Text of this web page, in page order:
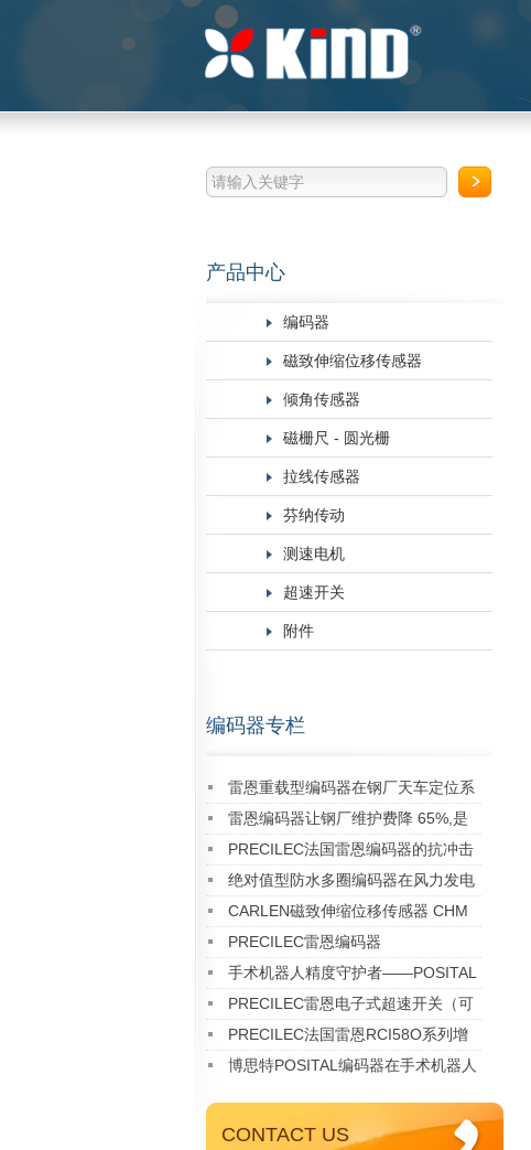
产品中心
编码器
磁致伸缩位移传感器
倾角传感器
磁栅尺 - 圆光栅
拉线传感器
芬纳传动
测速电机
超速开关
附件
编码器专栏
雷恩重载型编码器在钢厂天车定位系
统中的成功应用案例
雷恩编码器让钢厂维护费降 65%,是
真的吗？实测数据告诉你答案
PRECILEC法国雷恩编码器的抗冲击
能力如何？
绝对值型防水多圈编码器在风力发电
偏航系统中的成功应用案例
CARLEN磁致伸缩位移传感器 CHM
IP68 Analog系列
PRECILEC雷恩编码器
手术机器人精度守护者——POSITAL
36mm超薄编码器 在医疗 AGV领域
的革命性应用
PRECILEC雷恩电子式超速开关（可
任意编程）RCO E01 02
PRECILEC法国雷恩RCI58O系列增
量型编码器
博思特POSITAL编码器在手术机器人
CONTACT US